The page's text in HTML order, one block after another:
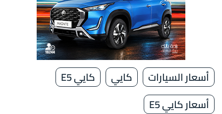
أسعار السيارات كايي
كايي E5
أسعار كايي E5